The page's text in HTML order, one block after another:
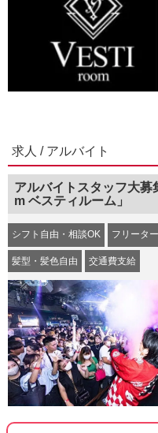
求人 / アルバイト
アルバイトスタッフ大
m ベスティルーム」
シフト自由・相談OK フリータ
髪型・髪色自由 交通費支給